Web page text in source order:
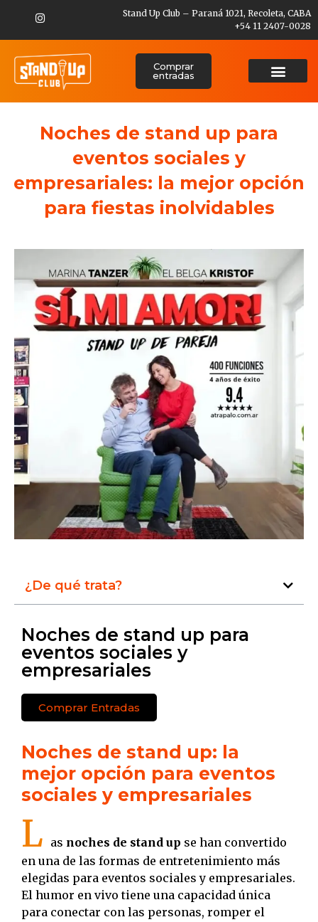
Stand Up Club – Paraná 1021, Recoleta, CABA
+54 11 2407-0028
Comprar
entradas
Noches de stand up para
eventos sociales y
empresariales: la mejor opción
para fiestas inolvidables
¿De qué trata?
Noches de stand up para
eventos sociales y
empresariales
Comprar Entradas
Noches de stand up: la
mejor opción para eventos
sociales y empresariales
L as noches de stand up se han convertido
en una de las formas de entretenimiento más
elegidas para eventos sociales y empresariales.
El humor en vivo tiene una capacidad única
para conectar con las personas, romper el